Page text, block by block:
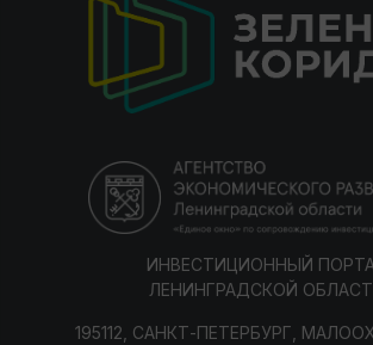
ИНВЕСТИЦИОННЫЙ
ЛЕНИНГРАДСКОЙ
195112, САНКТ-ПЕТЕРБУРГ,